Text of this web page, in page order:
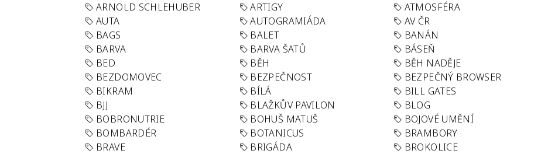
ARNOLD SCHLEHUBER
ARTIGY ATMOSFÉRA
AUTA
AUTOGRAMIÁDA AV ČR
BAGS
BALET BANÁN
BARVA
BARVA ŠATŮ BÁSEŇ
BED
BĚH BĚH NADĚJE
BEZDOMOVEC
BEZPEČNOST BEZPEČNÝ BROWSER
BIKRAM
BÍLÁ BILL GATES
BJJ
BLAŽKŮV PAVILON BLOG
BOBRONUTRIE
BOHUŠ MATUŠ BOJOVÉ UMĚNÍ
BOMBARDÉR
BOTANICUS BRAMBORY
BRAVE
BRIGÁDA BROKOLICE